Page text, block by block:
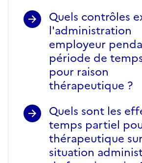
Quels contrôles
l'administration
employeur
période de
pour raison
thérapeutique ?
Quels sont les
temps partiel
thérapeutique
situation